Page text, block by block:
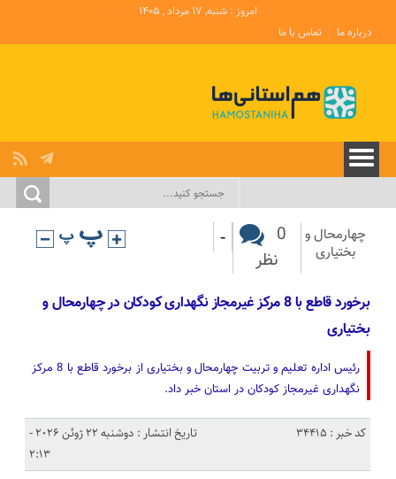
امروز : شنبه, ۱۷ مرداد , ۱۴۰۵
درباره ما
تماس با ما
چهارمحال و
بختیاری
0
نظر
-
برخورد قاطع با 8 مرکز غیرمجاز نگهداری کودکان در چهارمحال و
بختیاری
رئیس اداره تعلیم و تربیت چهارمحال و بختیاری از برخورد قاطع با 8 مرکز
نگهداری غیرمجاز کودکان در استان خبر داد.
کد خبر : 34415
تاریخ انتشار : دوشنبه 22 ژوئن 2026 -
2:13